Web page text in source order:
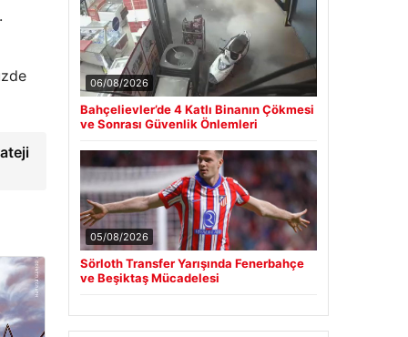
06/08/2026
Bahçelievler’de 4 Katlı Binanın Çökmesi
ve Sonrası Güvenlik Önlemleri
05/08/2026
Sörloth Transfer Yarışında Fenerbahçe
ve Beşiktaş Mücadelesi